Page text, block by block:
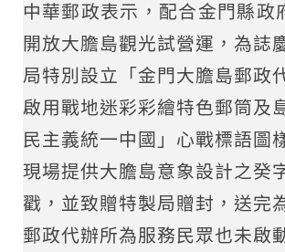
中華郵政表示，配合金門縣政
開放大膽島觀光試營運，為誌
局特別設立「金門大膽島郵政
啟用戰地迷彩彩繪特色郵筒及
民主義統一中國」心戰標語圖
現場提供大膽島意象設計之癸
戳，並致贈特製局贈封，送完
郵政代辦所為服務民眾也未啟